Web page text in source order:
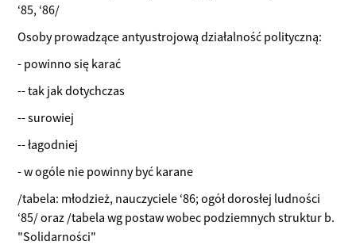
‘85, ‘86/
Osoby prowadzące antyustrojową działalność polityczną:
- powinno się karać
-- tak jak dotychczas
-- surowiej
-- łagodniej
- w ogóle nie powinny być karane
/tabela: młodzież, nauczyciele ‘86; ogół dorosłej ludności
‘85/ oraz /tabela wg postaw wobec podziemnych struktur b.
"Solidarności"